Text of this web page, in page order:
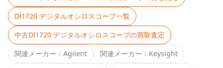
Dl1720 デジタルオシロスコープ一覧
中古Dl1720 デジタルオシロスコープの買取査定
関連メーカー： Agilent 関連メーカー： Keysight